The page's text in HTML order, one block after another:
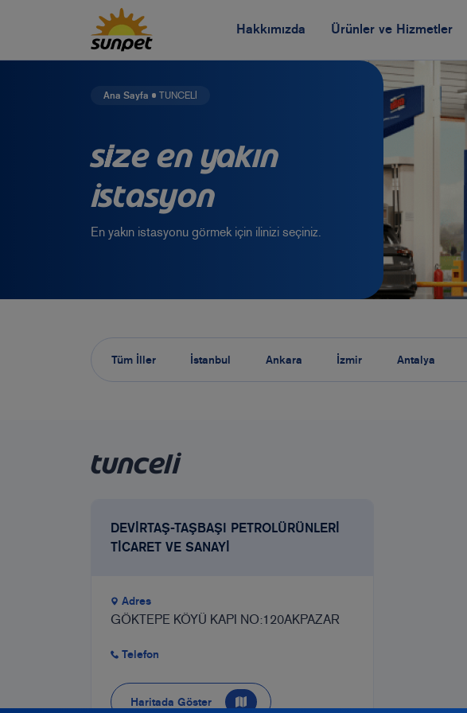
Hakkımızda
Etik İlkelerimiz ve Politikalarımız
Sosyal Sorumluluk Projeleri
Yönetim Kurulu
Ürünler ve Hizmetler
Ultra Force 95
Ultra Force Motorin
Opet AdBlue®
Kalorifer Yakıtı
Fuel Oil
Opet Cam Suyu
Ana Sayfa TUNCELİ
Size En Yakın
İstasyon
En yakın istasyonu görmek için ilinizi seçiniz.
Tüm İller İstanbul Ankara İzmir Antalya
TUNCELİ
DEVİRTAŞ-TAŞBAŞI PETROLÜRÜNLERİ
TİCARET VE SANAYİ
Adres
GÖKTEPE KÖYÜ KAPI NO:120AKPAZAR
Telefon
Haritada Göster